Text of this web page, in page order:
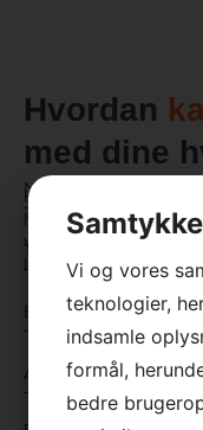
Hvordan
med dine
Har du spørgsmål,
hjælpe dig med dine
velkommen til at
løsning på dine
Navn
*
*
Telefon
*
*
E-
mail
*
Adresse
*
*
Vi og vores
teknologier,
indsamle
formål,
bedre